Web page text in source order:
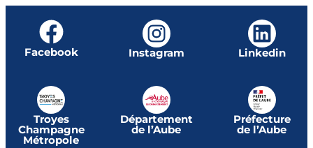
Facebook Instagram Linkedin
Troyes
Champagne
Métropole
Département
de l’Aube
Préfecture
de l’Aube